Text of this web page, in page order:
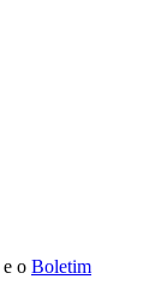
e o Boletim